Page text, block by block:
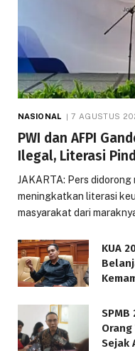
NASIONAL 7 AGUSTUS
PWI dan AFPI
Ilegal, Literasi
JAKARTA: Pers
meningkatkan literasi
masyarakat dari
KUA
Sejak